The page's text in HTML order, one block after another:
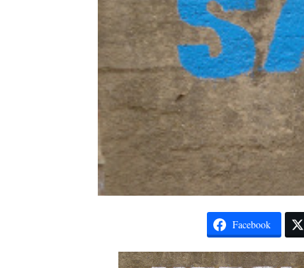
Facebook